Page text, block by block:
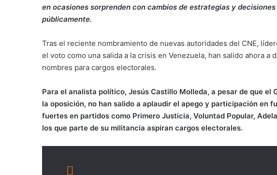
en ocasiones sorprenden con cambios de estrategias y
públicamente.
Tras el reciente nombramiento de nuevas autoridades del CNE,
el voto como una salida a la crisis en Venezuela, han salido ahora a
nombres para cargos electorales.
Para el analista político, Jesús Castillo Molleda, a pesar de que el
la oposición, no han salido a aplaudir el apego y participación en
fuertes en partidos como Primero Justicia, Voluntad Popular,
los que parte de su militancia aspiran cargos electorales.